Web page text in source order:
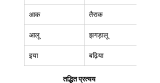
आक तैराक
आलू झगड़ालू
इया बढ़िया
तद्धित प्रत्यय